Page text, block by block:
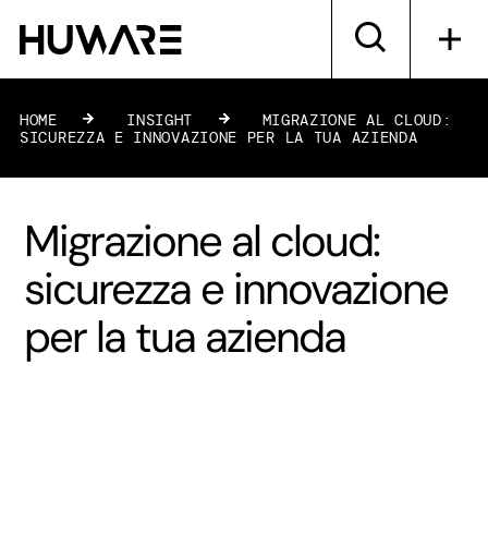
HOME » INSIGHT »
MIGRAZIONE AL CLOUD:
SICUREZZA E INNOVAZIONE PER LA TUA AZIENDA
Migrazione al cloud:
sicurezza e innovazione
per la tua azienda